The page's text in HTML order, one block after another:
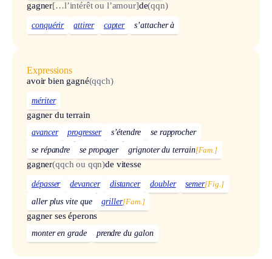
gagner[…l’intérêt ou l’amour]de(qqn)
conquérir attirer capter s’attacher à
Expressions
avoir bien gagné(qqch)
mériter
gagner du terrain
avancer progresser s’étendre
se rapprocher
se répandre
se propager grignoter du terrain[Fam.]
gagner(qqch ou qqn)de vitesse
dépasser devancer distancer doubler semer[Fig.]
aller plus vite que
griller[Fam.]
gagner ses éperons
monter en grade prendre du galon